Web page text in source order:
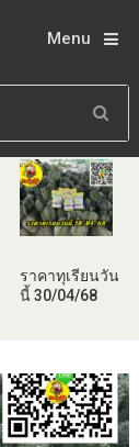
Menu
ราคาทุเรียนวัน
นี้ 30/04/68